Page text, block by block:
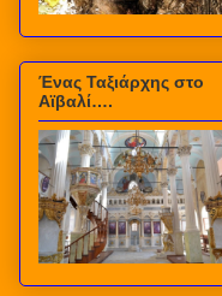
Ένας Ταξιάρχης στο
Αϊβαλί….